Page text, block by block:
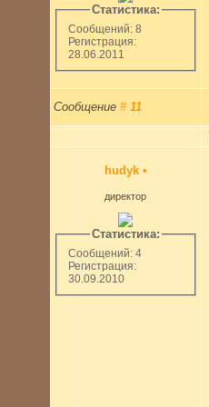
Статистика:
Сообщений: 8
Регистрация:
28.06.2011
Сообщение # 11
hudyk •
директор
Статистика:
Сообщений: 4
Регистрация:
30.09.2010